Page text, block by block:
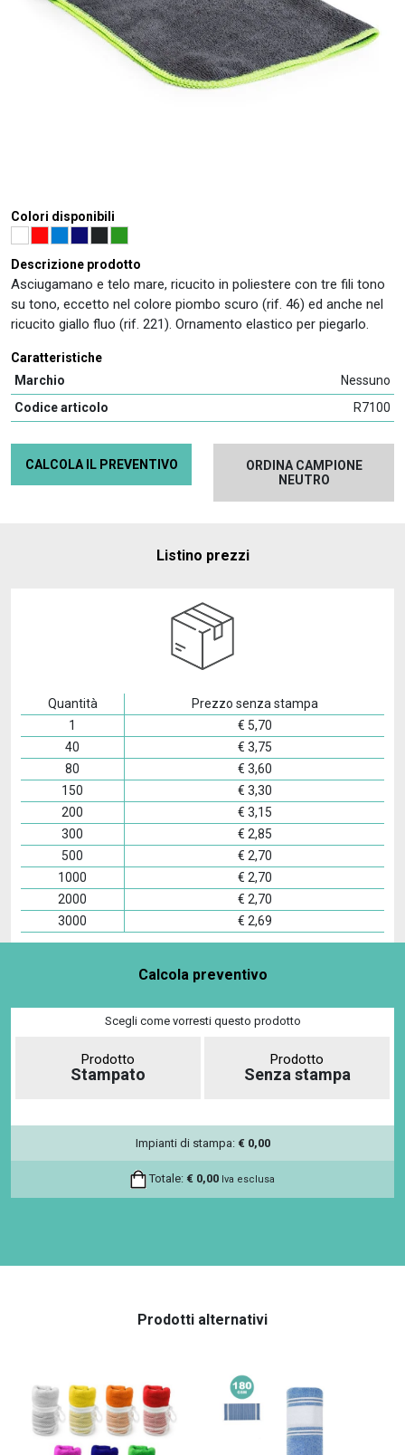
Descrizione prodotto
Asciugamano e telo mare, ricucito in poliestere con tre fili tono
su tono, eccetto nel colore piombo scuro (rif. 46) ed anche nel
ricucito giallo fluo (rif. 221). Ornamento elastico per piegarlo.
Caratteristiche
Marchio
Nessuno
Codice articolo
R7100
Colori disponibili
CALCOLA IL PREVENTIVO
ORDINA CAMPIONE
NEUTRO
Listino prezzi
Quantità
Prezzo senza stampa
1
€ 5,70
40
€ 3,75
80
€ 3,60
150
€ 3,30
200
€ 3,15
300
€ 2,85
500
€ 2,70
1000
€ 2,70
2000
€ 2,70
3000
€ 2,69
Calcola preventivo
Scegli come vorresti questo prodotto
Prodotto
Stampato
Prodotto
Senza stampa
Impianti di stampa: € 0,00
Totale: € 0,00 Iva esclusa
Prodotti alternativi